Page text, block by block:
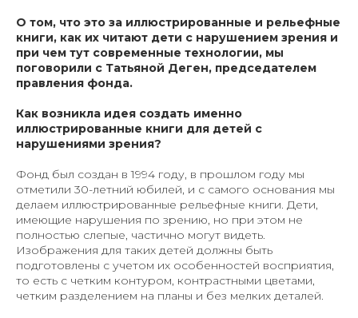
О том, что это за иллюстрированные и рельефные
книги, как их читают дети с нарушением зрения и
при чем тут современные технологии, мы
поговорили с Татьяной Деген, председателем
правления фонда.
Как возникла идея создать именно
иллюстрированные книги для детей с
нарушениями зрения?
Фонд был создан в 1994 году, в прошлом году мы
отметили 30-летний юбилей, и с самого основания мы
делаем иллюстрированные рельефные книги. Дети,
имеющие нарушения по зрению, но при этом не
полностью слепые, частично могут видеть.
Изображения для таких детей должны быть
подготовлены с учетом их особенностей восприятия,
то есть с четким контуром, контрастными цветами,
четким разделением на планы и без мелких деталей.